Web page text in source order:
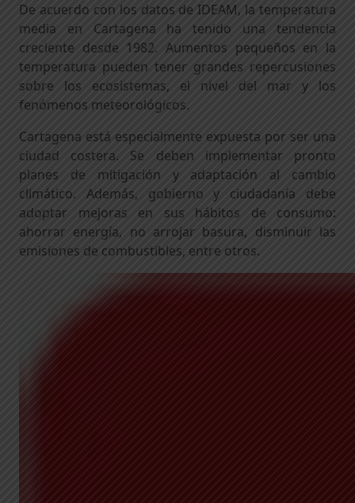
De acuerdo con los datos de IDEAM, la temperatura
media en Cartagena ha tenido una tendencia
creciente desde 1982. Aumentos pequeños en la
temperatura pueden tener grandes repercusiones
sobre los ecosistemas, el nivel del mar y los
fenómenos meteorológicos.
Cartagena está especialmente expuesta por ser una
ciudad costera. Se deben implementar pronto
planes de mitigación y adaptación al cambio
climático. Además, gobierno y ciudadanía debe
adoptar mejoras en sus hábitos de consumo:
ahorrar energía, no arrojar basura, disminuir las
emisiones de combustibles, entre otros.